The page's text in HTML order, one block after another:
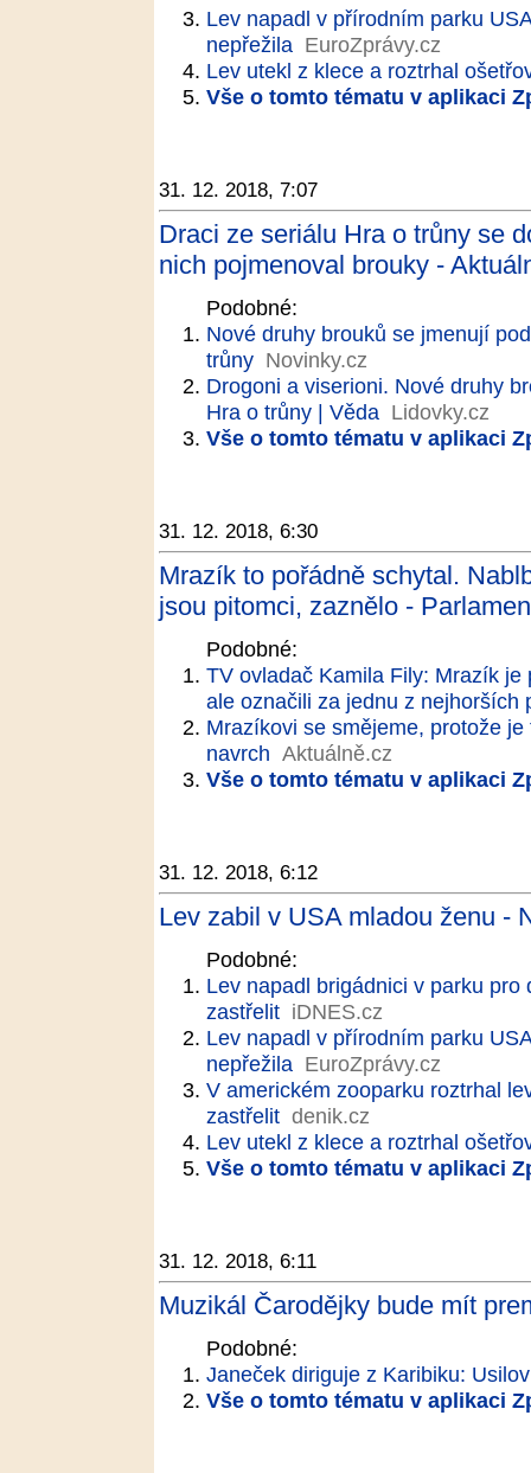
Lev napadl v přírodním parku
nepřežila EuroZprávy.cz
Lev utekl z klece a roztrhal
Vše o tomto tématu v aplikaci
31. 12. 2018, 7:07
Draci ze seriálu Hra o trůny se
nich pojmenoval brouky -
Podobné:
Nové druhy brouků se jmenují
trůny Novinky.cz
Drogoni a viserioni. Nové druhy
Hra o trůny | Věda Lidovky.cz
Vše o tomto tématu v aplikaci
31. 12. 2018, 6:30
Mrazík to pořádně schytal.
jsou pitomci, zaznělo -
Podobné:
TV ovladač Kamila Fily: Mrazík
ale označili za jednu z nejhorších
Mrazíkovi se smějeme, protože
navrch Aktuálně.cz
Vše o tomto tématu v aplikaci
31. 12. 2018, 6:12
Lev zabil v USA mladou ženu -
Podobné:
Lev napadl brigádnici v parku
zastřelit iDNES.cz
Lev napadl v přírodním parku
nepřežila EuroZprávy.cz
V americkém zooparku roztrhal
zastřelit denik.cz
Lev utekl z klece a roztrhal
Vše o tomto tématu v aplikaci
31. 12. 2018, 6:11
Muzikál Čarodějky bude mít
Podobné:
Janeček diriguje z Karibiku:
Vše o tomto tématu v aplikaci